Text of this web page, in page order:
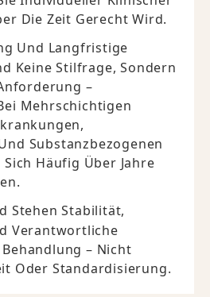
Die Zeit Gerecht Wird.
Und Langfristige
Keine Stilfrage, Sondern
–
Mehrschichtigen
Substanzbezogenen
Häufig Über Jahre
Stehen Stabilität,
Verantwortliche
– Nicht
Oder Standardisierung.